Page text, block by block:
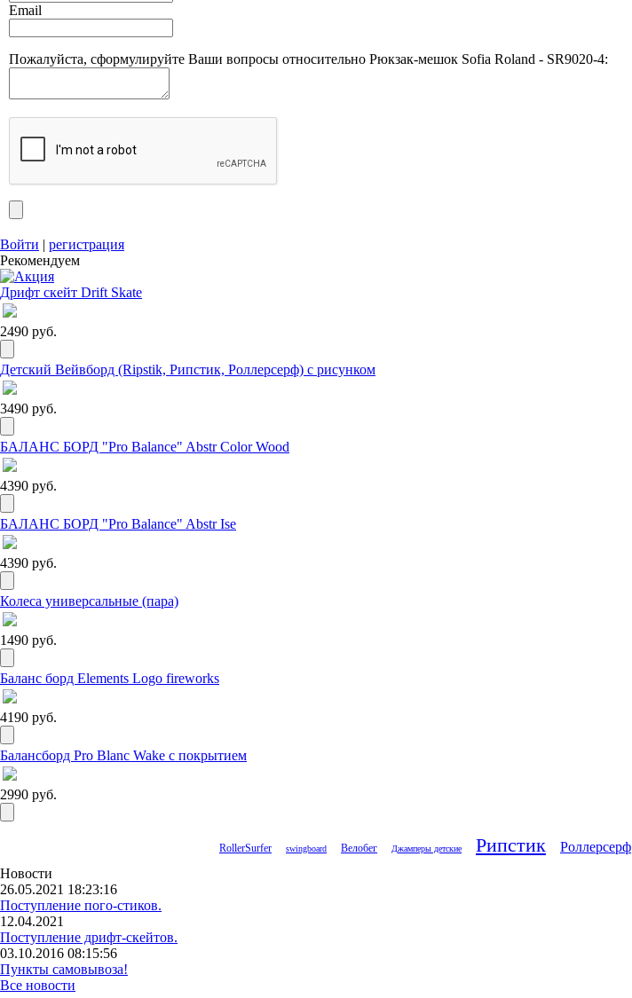
Email
Пожалуйста, сформулируйте Ваши вопросы относительно Рюкзак-мешок Sofia Roland - SR9020-4:
Войти | регистрация
Рекомендуем
Дрифт скейт Drift Skate
2490 руб.
Детский Вейвборд (Ripstik, Рипстик, Роллерсерф) с рисунком
3490 руб.
БАЛАНС БОРД "Pro Balance" Abstr Color Wood
4390 руб.
БАЛАНС БОРД "Pro Balance" Abstr Ise
4390 руб.
Колеса универсальные (пара)
1490 руб.
Баланс борд Elements Logo fireworks
4190 руб.
Балансборд Pro Blanc Wake с покрытием
2990 руб.
RollerSurfer swingboard Велобег Джамперы детские Рипстик Роллерсерф
Новости
26.05.2021 18:23:16
Поступление пого-стиков.
12.04.2021
Поступление дрифт-скейтов.
03.10.2016 08:15:56
Пункты самовывоза!
Все новости